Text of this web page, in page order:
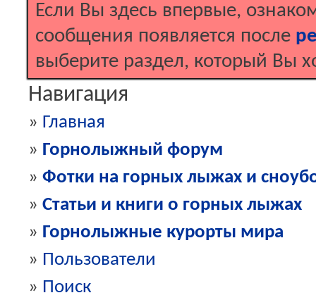
Если Вы здесь впервые,
сообщения появляется после
выберите раздел, который Вы
Навигация
» Главная
» Горнолыжный форум
» Фотки на горных лыжах и
» Статьи и книги о горных лыжах
» Горнолыжные курорты мира
» Пользователи
» Поиск